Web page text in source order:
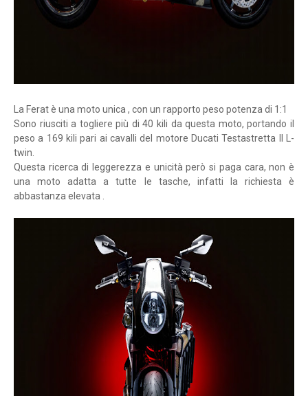
La Ferat è una moto unica , con un rapporto peso potenza di 1:1
Sono riusciti a togliere più di 40 kili da questa moto, portando il
peso a 169 kili pari ai cavalli del motore Ducati Testastretta II L-
twin.
Questa ricerca di leggerezza e unicità però si paga cara, non è
una moto adatta a tutte le tasche, infatti la richiesta è
abbastanza elevata .